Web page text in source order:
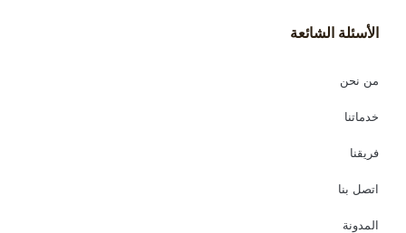
الأسئلة الشائعة
من نحن
خدماتنا
فريقنا
اتصل بنا
المدونة